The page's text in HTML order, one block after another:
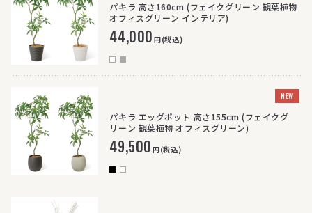
パキラ 高さ160cm (フェイクグリーン 観葉植物
オフィスグリーン インテリア)
44,000円(税込)
NEW
パキラ エッグポット 高さ155cm (フェイクグ
リーン 観葉植物 オフィスグリーン)
49,500円(税込)